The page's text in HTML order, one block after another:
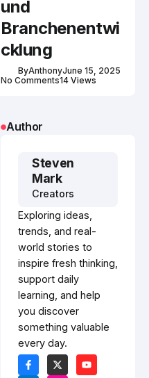
und
Branchenentwi
cklung
ByAnthonyJune 15, 2025
No Comments14 Views
Author
Steven
Mark
Creators
Exploring ideas,
trends, and real-
world stories to
inspire fresh thinking,
support daily
learning, and help
you discover
something valuable
every day.